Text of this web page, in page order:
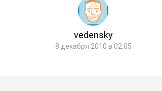
vedensky
8 декабря 2010 в 02:05